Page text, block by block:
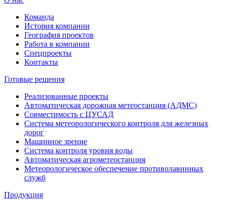
Команда
История компании
География проектов
Работа в компании
Спецпроекты
Контакты
Готовые решения
Реализованные проекты
Автоматическая дорожная метеостанция (АДМС)
Совместимость с ЦУСАД
Система метеорологического контроля для железных
дорог
Машинное зрение
Система контроля уровня воды
Автоматическая агрометеостанция
Метеорологическое обеспечение противолавинных
служб
Продукция